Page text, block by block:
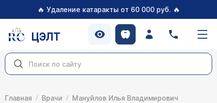
🔥 Удаление катаракты от 60 000 руб. 🔥
ЦЭЛТ
Главная Врачи Мануйлов Илья Владимирович